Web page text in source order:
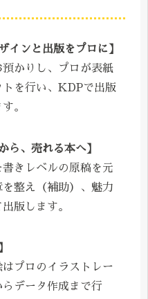
インと出版をプロに】
かりし、プロが表紙
トを行い、KDPで出版
。
ら、売れる本へ】
きレベルの原稿を元
整え（補助）、魅力
版します。
プロのイラストレー
データ作成まで行